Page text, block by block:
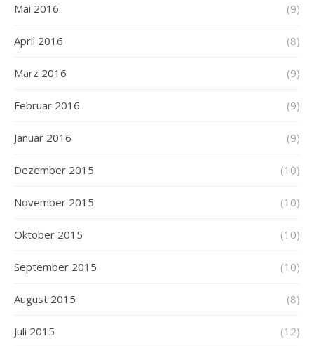
Mai 2016 (9)
April 2016 (8)
März 2016 (9)
Februar 2016 (9)
Januar 2016 (9)
Dezember 2015 (10)
November 2015 (10)
Oktober 2015 (10)
September 2015 (10)
August 2015 (8)
Juli 2015 (12)